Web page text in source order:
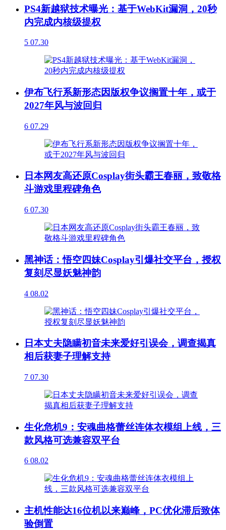
PS4新越狱技术曝光：基于WebKit漏洞，20秒
内完成内核级提权
5 07.30
伊布飞行系新形态因版权争议搁置十年，或于
2027年风与波回归
6 07.29
日本网友高还原Cosplay街头霸王春丽，致敬格
斗游戏里程碑角色
6 07.30
黑神话：悟空四妹Cosplay引爆社交平台，授权
复刻尽显妖魅神韵
4 08.02
日本丈夫隐瞒初音未来爱好引误会，调查揭真
相后获妻子理解支持
7 07.30
生化危机9：安魂曲格蕾丝连体衣模组上线，三
款风格可选兼容双平台
6 08.02
主机性能达16位机以来巅峰，PC优化滞后致体
验倒置